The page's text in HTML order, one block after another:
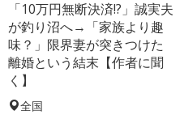
「10万円無断決済!?」誠実夫
が釣り沼へ→「家族より趣
味？」限界妻が突きつけた
離婚という結末【作者に聞
く】
全国